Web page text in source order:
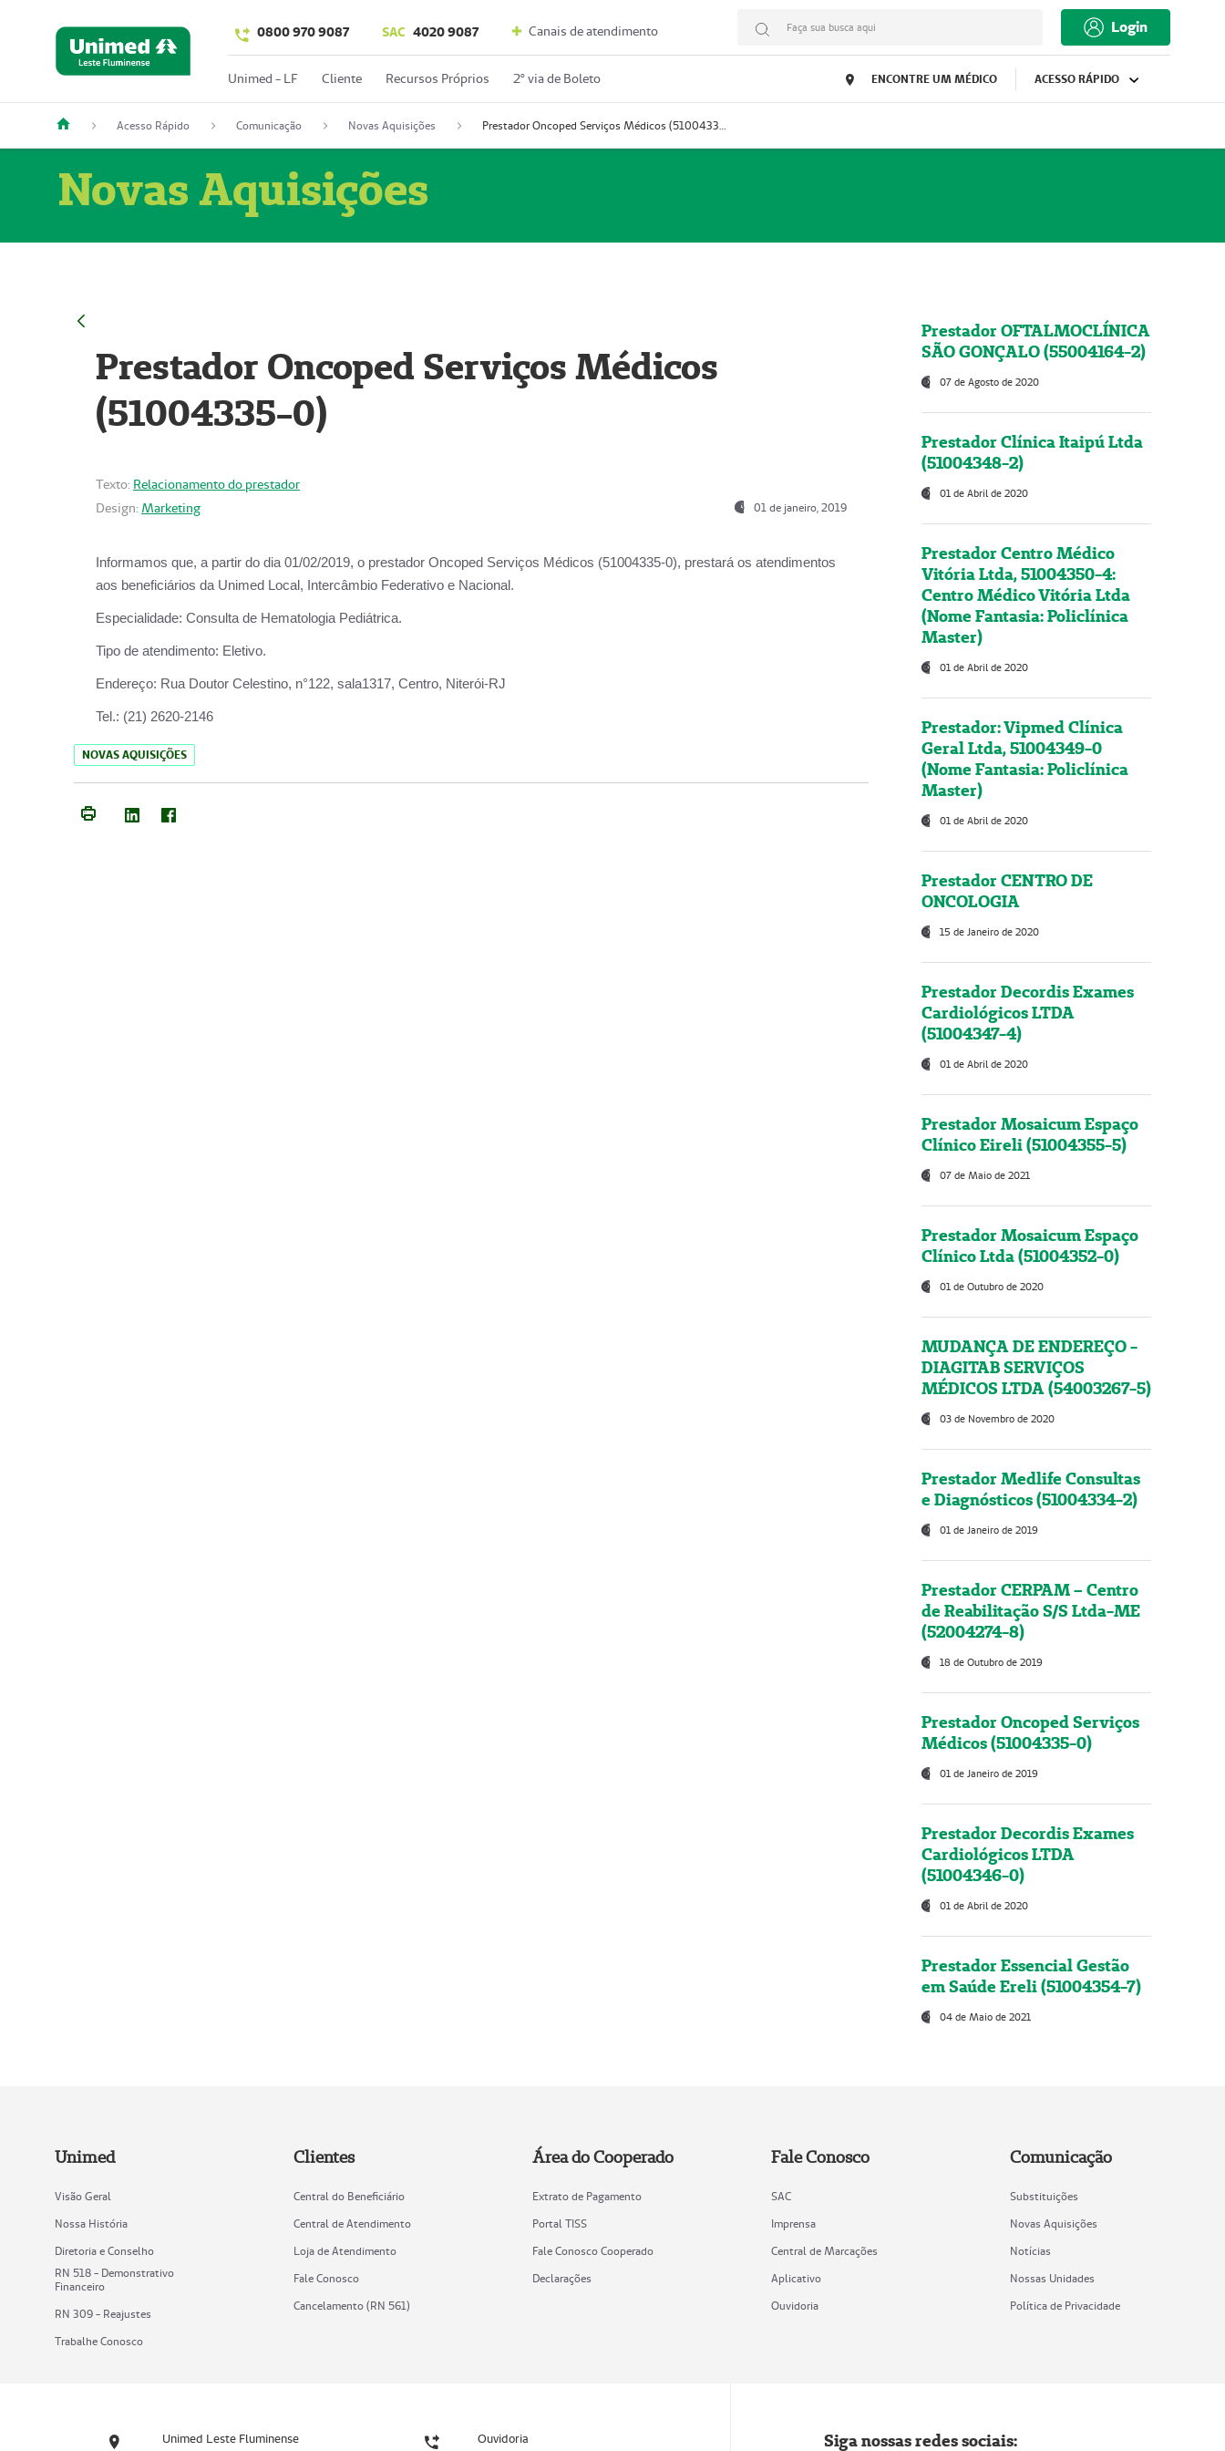
0800 970 9087 SAC 4020 9087 Canais de atendimento Faça sua busca aqui Login
Unimed - LF Cliente Recursos Próprios 2º via de Boleto ENCONTRE UM MÉDICO ACESSO RÁPIDO
Acesso Rápido Comunicação Novas Aquisições Prestador Oncoped Serviços Médicos (51004335-0)
Novas Aquisições
Prestador Oncoped Serviços Médicos
(51004335-0)
Texto: Relacionamento do prestador
Design: Marketing 01 de janeiro, 2019
Informamos que, a partir do dia 01/02/2019, o prestador Oncoped Serviços Médicos (51004335-0), prestará os atendimentos
aos beneficiários da Unimed Local, Intercâmbio Federativo e Nacional.
Especialidade: Consulta de Hematologia Pediátrica.
Tipo de atendimento: Eletivo.
Endereço: Rua Doutor Celestino, n°122, sala1317, Centro, Niterói-RJ
Tel.: (21) 2620-2146
NOVAS AQUISIÇÕES
Prestador OFTALMOCLÍNICA
SÃO GONÇALO (55004164-2)
07 de Agosto de 2020
Prestador Clínica Itaipú Ltda
(51004348-2)
01 de Abril de 2020
Prestador Centro Médico
Vitória Ltda, 51004350-4:
Centro Médico Vitória Ltda
(Nome Fantasia: Policlínica
Master)
01 de Abril de 2020
Prestador: Vipmed Clínica
Geral Ltda, 51004349-0
(Nome Fantasia: Policlínica
Master)
01 de Abril de 2020
Prestador CENTRO DE
ONCOLOGIA
15 de Janeiro de 2020
Prestador Decordis Exames
Cardiológicos LTDA
(51004347-4)
01 de Abril de 2020
Prestador Mosaicum Espaço
Clínico Eireli (51004355-5)
07 de Maio de 2021
Prestador Mosaicum Espaço
Clínico Ltda (51004352-0)
01 de Outubro de 2020
MUDANÇA DE ENDEREÇO -
DIAGITAB SERVIÇOS
MÉDICOS LTDA (54003267-5)
03 de Novembro de 2020
Prestador Medlife Consultas
e Diagnósticos (51004334-2)
01 de Janeiro de 2019
Prestador CERPAM – Centro
de Reabilitação S/S Ltda-ME
(52004274-8)
18 de Outubro de 2019
Prestador Oncoped Serviços
Médicos (51004335-0)
01 de Janeiro de 2019
Prestador Decordis Exames
Cardiológicos LTDA
(51004346-0)
01 de Abril de 2020
Prestador Essencial Gestão
em Saúde Ereli (51004354-7)
04 de Maio de 2021
Unimed
Visão Geral
Nossa História
Diretoria e Conselho
RN 518 - Demonstrativo
Financeiro
RN 309 - Reajustes
Trabalhe Conosco
Clientes
Central do Beneficiário
Central de Atendimento
Loja de Atendimento
Fale Conosco
Cancelamento (RN 561)
Área do Cooperado
Extrato de Pagamento
Portal TISS
Fale Conosco Cooperado
Declarações
Fale Conosco
SAC
Imprensa
Central de Marcações
Aplicativo
Ouvidoria
Comunicação
Substituições
Novas Aquisições
Notícias
Nossas Unidades
Política de Privacidade
Unimed Leste Fluminense Ouvidoria Siga nossas redes sociais: